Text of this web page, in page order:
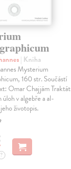
| Kniha
Mysterium
160 str. Součástí
Omar Chajjám Traktát
úloh v algebře a al-
životopis.
?